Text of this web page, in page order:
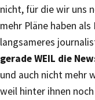
nicht, für die wir uns
mehr Pläne haben
langsameres
gerade WEIL die
und auch nicht mehr
weil hinter ihnen